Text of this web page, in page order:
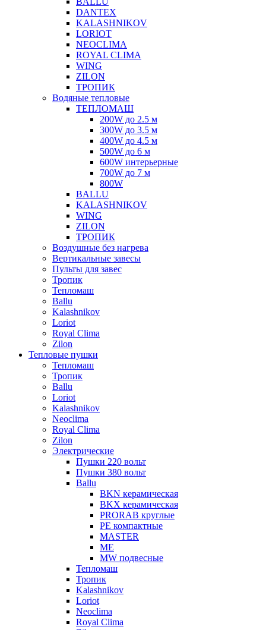
DANTEX
KALASHNIKOV
LORIOT
NEOCLIMA
ROYAL CLIMA
WING
ZILON
ТРОПИК
Водяные тепловые
ТЕПЛОМАШ
200W до 2.5 м
300W до 3.5 м
400W до 4.5 м
500W до 6 м
600W интерьерные
700W до 7 м
800W
BALLU
KALASHNIKOV
WING
ZILON
ТРОПИК
Воздушные без нагрева
Вертикальные завесы
Пульты для завес
Тропик
Тепломаш
Ballu
Kalashnikov
Loriot
Royal Clima
Zilon
Тепловые пушки
Тепломаш
Тропик
Ballu
Loriot
Kalashnikov
Neoclima
Royal Clima
Zilon
Электрические
Пушки 220 вольт
Пушки 380 вольт
Ballu
BKN керамическая
BKX керамическая
PRORAB круглые
PE компактные
MASTER
МЕ
MW подвесные
Тепломаш
Тропик
Kalashnikov
Loriot
Neoclima
Royal Clima